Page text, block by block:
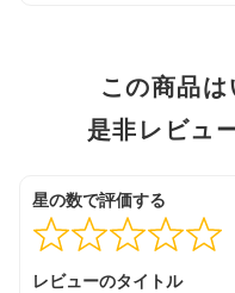
この商品
是非レビュ
星の数で評価する
レビューのタイトル